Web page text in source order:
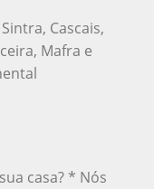
Cascais,
Mafra e
casa? * Nós